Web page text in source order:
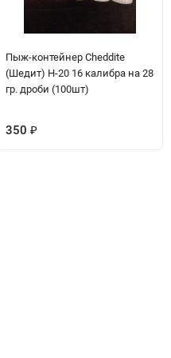
Пыж-контейнер Cheddite
(Шедит) H-20 16 калибра на 28
гр. дроби (100шт)
350 ₽